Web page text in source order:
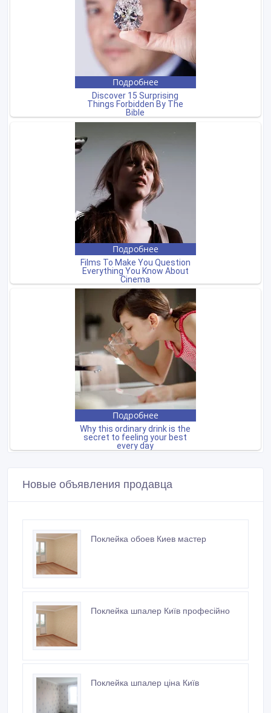
Новые объявления продавца
Поклейка обоев Киев мастер
Поклейка шпалер Київ професійно
Поклейка шпалер ціна Київ